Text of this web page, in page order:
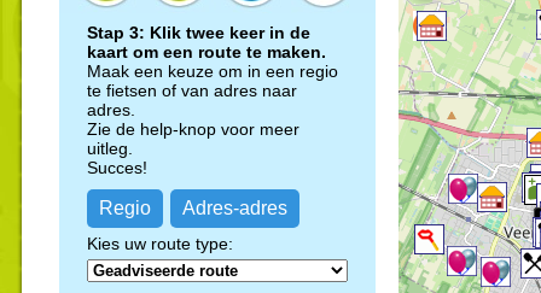
Stap 3: Klik twee keer in de
kaart om een route te maken.
Maak een keuze om in een regio
te fietsen of van adres naar
adres.
Zie de help-knop voor meer
uitleg.
Succes!
Regio Adres-adres
Kies uw route type: